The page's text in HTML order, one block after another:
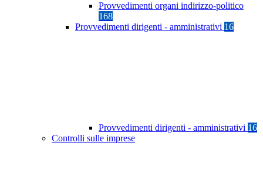
Provvedimenti organi indirizzo-politico
168
Provvedimenti dirigenti - amministrativi 16
Provvedimenti dirigenti - amministrativi 16
Controlli sulle imprese